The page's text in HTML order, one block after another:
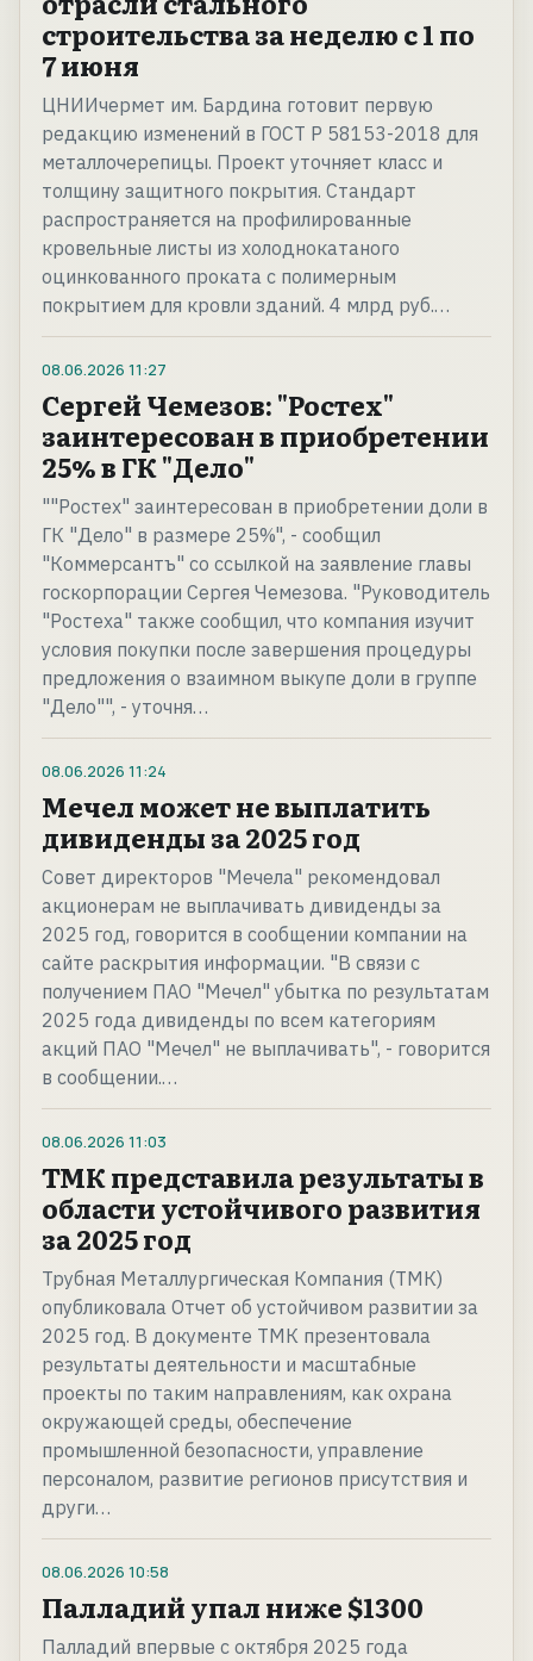
строительства за неделю с 1 по
7 июня
ЦНИИчермет им. Бардина готовит первую
редакцию изменений в ГОСТ Р 58153-2018 для
металлочерепицы. Проект уточняет класс и
толщину защитного покрытия. Стандарт
распространяется на профилированные
кровельные листы из холоднокатаного
оцинкованного проката с полимерным
покрытием для кровли зданий. 4 млрд руб.…
08.06.2026 11:27
Сергей Чемезов: "Ростех"
заинтересован в приобретении
25% в ГК "Дело"
""Ростех" заинтересован в приобретении доли в
ГК "Дело" в размере 25%", - сообщил
"Коммерсантъ" со ссылкой на заявление главы
госкорпорации Сергея Чемезова. "Руководитель
"Ростеха" также сообщил, что компания изучит
условия покупки после завершения процедуры
предложения о взаимном выкупе доли в группе
"Дело"", - уточня…
08.06.2026 11:24
Мечел может не выплатить
дивиденды за 2025 год
Совет директоров "Мечела" рекомендовал
акционерам не выплачивать дивиденды за
2025 год, говорится в сообщении компании на
сайте раскрытия информации. "В связи с
получением ПАО "Мечел" убытка по результатам
2025 года дивиденды по всем категориям
акций ПАО "Мечел" не выплачивать", - говорится
в сообщении.…
08.06.2026 11:03
ТМК представила результаты в
области устойчивого развития
за 2025 год
Трубная Металлургическая Компания (ТМК)
опубликовала Отчет об устойчивом развитии за
2025 год. В документе ТМК презентовала
результаты деятельности и масштабные
проекты по таким направлениям, как охрана
окружающей среды, обеспечение
промышленной безопасности, управление
персоналом, развитие регионов присутствия и
други…
08.06.2026 10:58
Палладий упал ниже $1300
Палладий впервые с октября 2025 года